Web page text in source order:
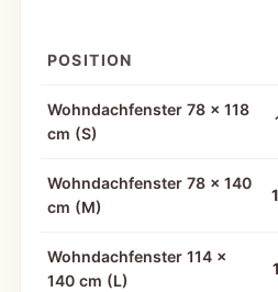
POSITION
Wohndachfenster 78 × 118
cm (S)
Wohndachfenster 78 × 140
cm (M)
Wohndachfenster 114 ×
140 cm (L)